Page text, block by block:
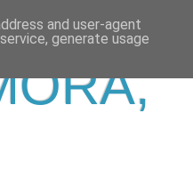
and user-agent
generate usage